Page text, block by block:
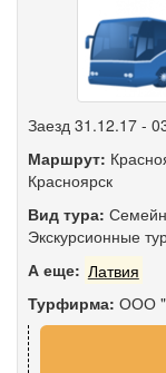
Заезд 31.12.17 -
Маршрут:
Красноярск
Вид тура:
Экскурсионные
А еще: Латвия
Турфирма: ООО